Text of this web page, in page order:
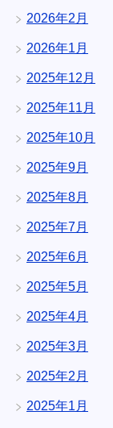
2026年2月
2026年1月
2025年12月
2025年11月
2025年10月
2025年9月
2025年8月
2025年7月
2025年6月
2025年5月
2025年4月
2025年3月
2025年2月
2025年1月